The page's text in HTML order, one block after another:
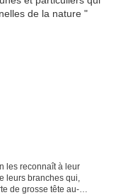
les reconnaît à leur
leurs branches qui,
de grosse tête au-